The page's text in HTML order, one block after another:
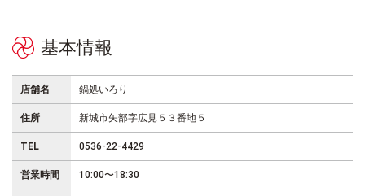
基本情報
店舗名 鍋処いろり
住所 新城市矢部字広見５３番地５
TEL 0536-22-4429
営業時間 10:00〜18:30